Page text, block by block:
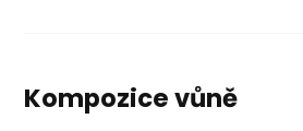
Kompozice vůně